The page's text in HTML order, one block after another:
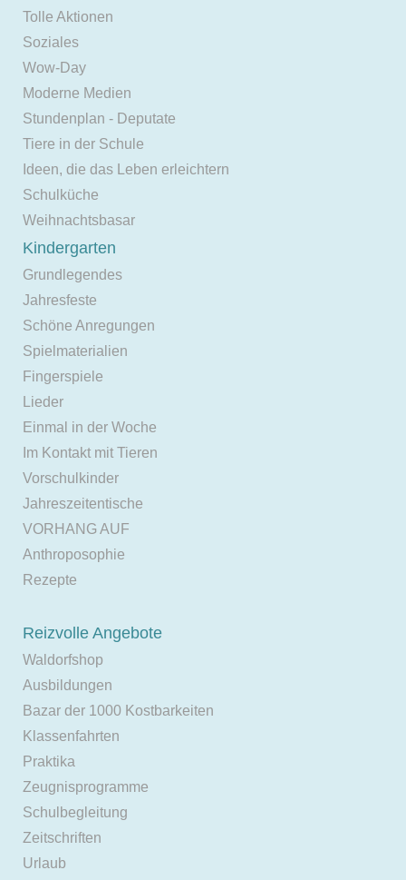
Tolle Aktionen
Soziales
Wow-Day
Moderne Medien
Stundenplan - Deputate
Tiere in der Schule
Ideen, die das Leben erleichtern
Schulküche
Weihnachtsbasar
Kindergarten
Grundlegendes
Jahresfeste
Schöne Anregungen
Spielmaterialien
Fingerspiele
Lieder
Einmal in der Woche
Im Kontakt mit Tieren
Vorschulkinder
Jahreszeitentische
VORHANG AUF
Anthroposophie
Rezepte
Reizvolle Angebote
Waldorfshop
Ausbildungen
Bazar der 1000 Kostbarkeiten
Klassenfahrten
Praktika
Zeugnisprogramme
Schulbegleitung
Zeitschriften
Urlaub